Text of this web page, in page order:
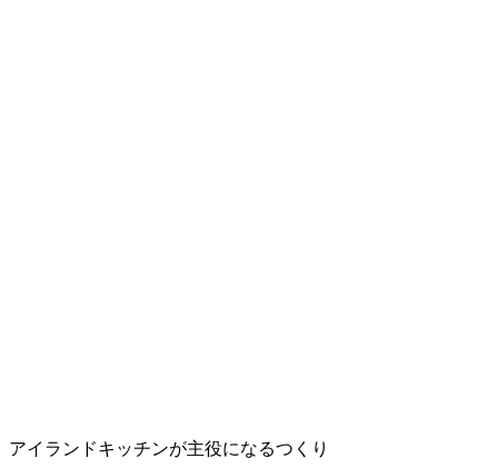
アイランドキッチンが主役になるつくり